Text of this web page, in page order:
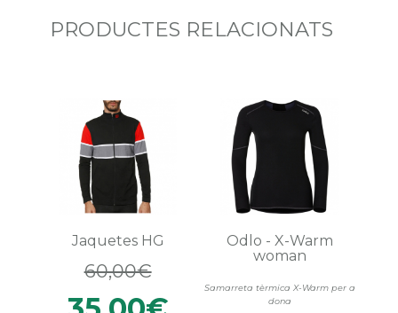
PRODUCTES RELACIONATS
Jaquetes HG
60,00€
Samarreta tèrmica X-Warm per a
dona
Odlo - X-Warm
woman